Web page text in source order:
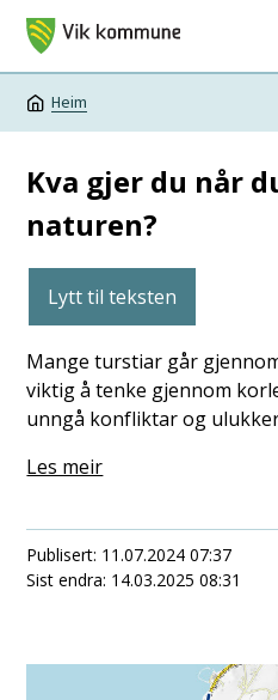
Vik kommune
Du er her:
Heim
Kva gjer du når
naturen?
Lytt til teksten
Mange turstiar går
viktig å tenke gjennom
unngå konfliktar og
Les meir
Publisert 11.07.2024 07:37
Sist endra 14.03.2025 08:31